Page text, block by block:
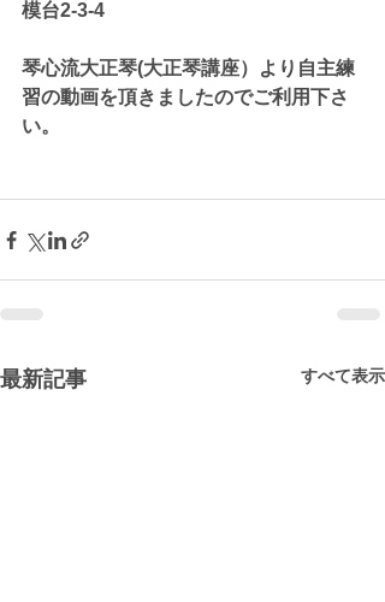
模台2-3-4
琴心流大正琴(大正琴講座）より自主練
習の動画を頂きましたのでご利用下さ
い。
最新記事 すべて表示